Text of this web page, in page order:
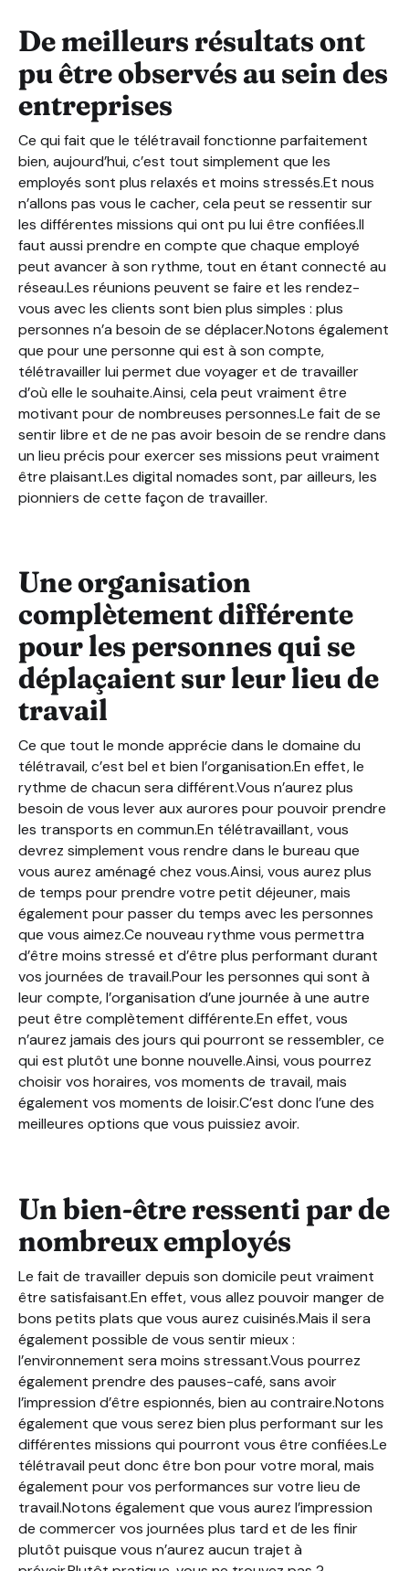
De meilleurs résultats ont
pu être observés au sein des
entreprises
Ce qui fait que le télétravail fonctionne parfaitement
bien, aujourd’hui, c’est tout simplement que les
employés sont plus relaxés et moins stressés.Et nous
n’allons pas vous le cacher, cela peut se ressentir sur
les différentes missions qui ont pu lui être confiées.Il
faut aussi prendre en compte que chaque employé
peut avancer à son rythme, tout en étant connecté au
réseau.Les réunions peuvent se faire et les rendez-
vous avec les clients sont bien plus simples : plus
personnes n’a besoin de se déplacer.Notons également
que pour une personne qui est à son compte,
télétravailler lui permet due voyager et de travailler
d’où elle le souhaite.Ainsi, cela peut vraiment être
motivant pour de nombreuses personnes.Le fait de se
sentir libre et de ne pas avoir besoin de se rendre dans
un lieu précis pour exercer ses missions peut vraiment
être plaisant.Les digital nomades sont, par ailleurs, les
pionniers de cette façon de travailler.
Une organisation
complètement différente
pour les personnes qui se
déplaçaient sur leur lieu de
travail
Ce que tout le monde apprécie dans le domaine du
télétravail, c’est bel et bien l’organisation.En effet, le
rythme de chacun sera différent.Vous n’aurez plus
besoin de vous lever aux aurores pour pouvoir prendre
les transports en commun.En télétravaillant, vous
devrez simplement vous rendre dans le bureau que
vous aurez aménagé chez vous.Ainsi, vous aurez plus
de temps pour prendre votre petit déjeuner, mais
également pour passer du temps avec les personnes
que vous aimez.Ce nouveau rythme vous permettra
d’être moins stressé et d’être plus performant durant
vos journées de travail.Pour les personnes qui sont à
leur compte, l’organisation d’une journée à une autre
peut être complètement différente.En effet, vous
n’aurez jamais des jours qui pourront se ressembler, ce
qui est plutôt une bonne nouvelle.Ainsi, vous pourrez
choisir vos horaires, vos moments de travail, mais
également vos moments de loisir.C’est donc l’une des
meilleures options que vous puissiez avoir.
Un bien-être ressenti par de
nombreux employés
Le fait de travailler depuis son domicile peut vraiment
être satisfaisant.En effet, vous allez pouvoir manger de
bons petits plats que vous aurez cuisinés.Mais il sera
également possible de vous sentir mieux :
l’environnement sera moins stressant.Vous pourrez
également prendre des pauses-café, sans avoir
l’impression d’être espionnés, bien au contraire.Notons
également que vous serez bien plus performant sur les
différentes missions qui pourront vous être confiées.Le
télétravail peut donc être bon pour votre moral, mais
également pour vos performances sur votre lieu de
travail.Notons également que vous aurez l’impression
de commercer vos journées plus tard et de les finir
plutôt puisque vous n’aurez aucun trajet à